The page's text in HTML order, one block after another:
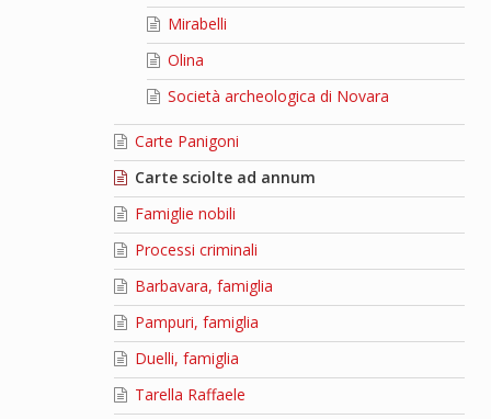
Mirabelli
Olina
Società archeologica di Novara
Carte Panigoni
Carte sciolte ad annum
Famiglie nobili
Processi criminali
Barbavara, famiglia
Pampuri, famiglia
Duelli, famiglia
Tarella Raffaele